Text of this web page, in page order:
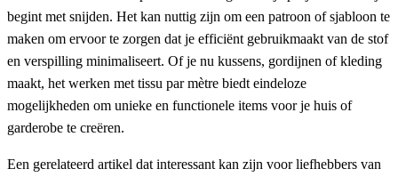
begint met snijden. Het kan nuttig zijn om een patroon of sjabloon te
maken om ervoor te zorgen dat je efficiënt gebruikmaakt van de stof
en verspilling minimaliseert. Of je nu kussens, gordijnen of kleding
maakt, het werken met tissu par mètre biedt eindeloze
mogelijkheden om unieke en functionele items voor je huis of
garderobe te creëren.
Een gerelateerd artikel dat interessant kan zijn voor liefhebbers van